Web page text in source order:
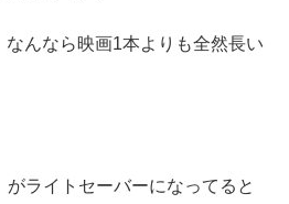
んなら映画1本よりも全然長い
ライトセーバーになってると